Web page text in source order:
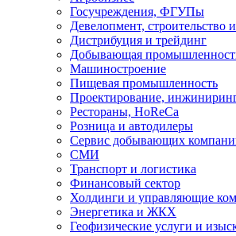
Госучреждения, ФГУПы
Девелопмент, строительство
Дистрибуция и трейдинг
Добывающая
Машиностроение
Пищевая промышленность
Проектирование,
Рестораны, HoReCa
Розница и автодилеры
Сервис добывающих
СМИ
Транспорт и логистика
Финансовый сектор
Холдинги и управляющие
Энергетика и ЖКХ
Геофизические услуги и